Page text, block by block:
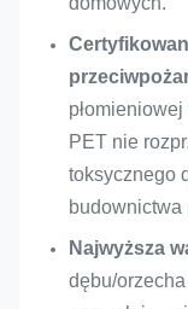
ogień
Poziom
środowiskowy
Funkcja
podstawowa
Certyfikat
PET nie
toksycznego
budownictwa
Najwyższa
dębu/